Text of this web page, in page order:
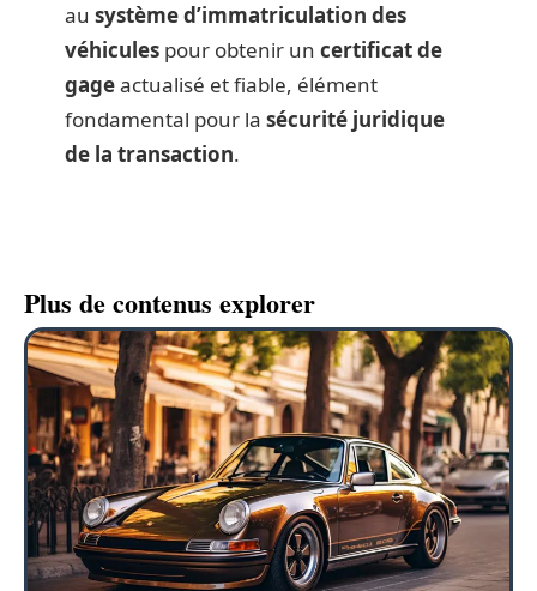
au système d’immatriculation des
véhicules pour obtenir un certificat de
gageactualisé et fiable, élément
fondamental pour la sécurité juridique
de la transaction.
Plus de contenus explorer